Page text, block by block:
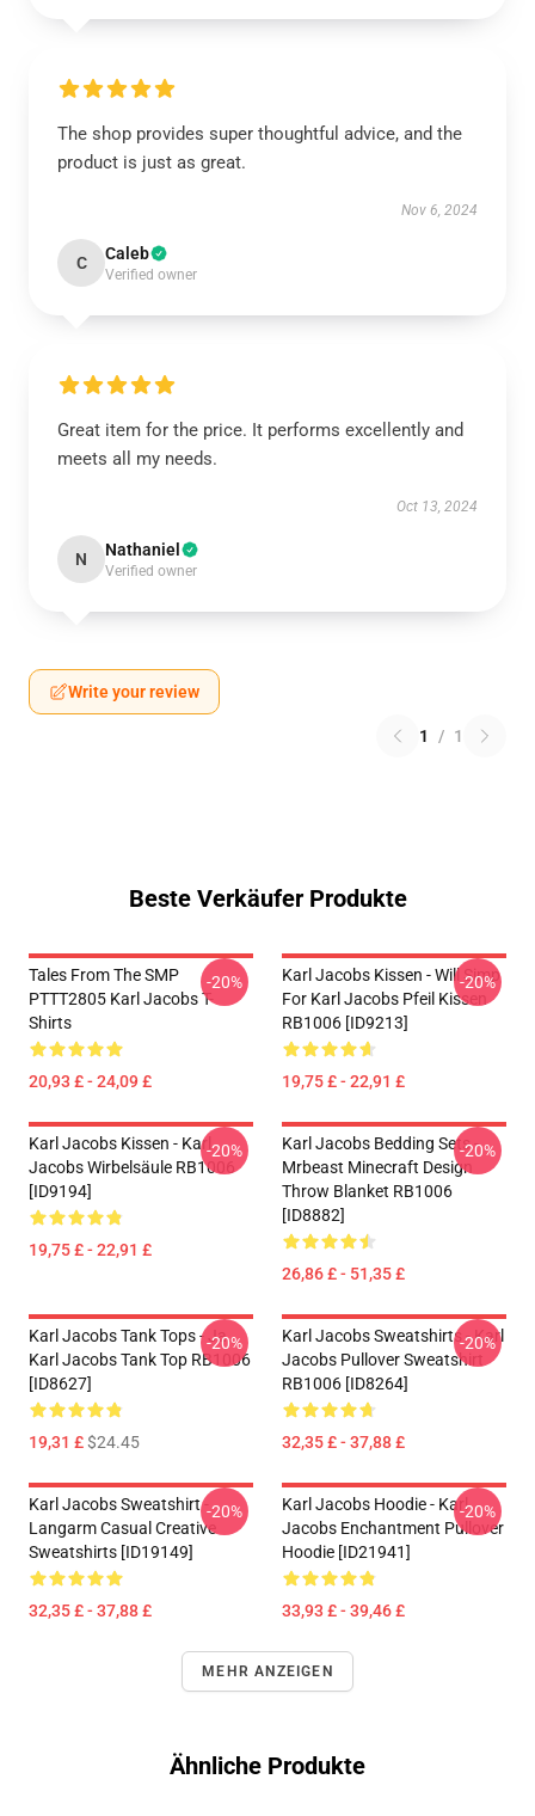
The shop provides super thoughtful advice, and the
product is just as great.
Nov 6, 2024
C Caleb
Verified owner
Great item for the price. It performs excellently and
meets all my needs.
Oct 13, 2024
N Nathaniel
Verified owner
Write your review
1 / 1
Beste Verkäufer Produkte
Tales From The SMP
PTTT2805 Karl Jacobs T-
Shirts
20,93 £ - 24,09 £
-20%
Karl Jacobs Kissen - Will Simp
For Karl Jacobs Pfeil Kissen
RB1006 [ID9213]
19,75 £ - 22,91 £
-20%
Karl Jacobs Kissen - Karl
Jacobs Wirbelsäule RB1006
[ID9194]
19,75 £ - 22,91 £
-20%
Karl Jacobs Bedding Sets -
Mrbeast Minecraft Design
Throw Blanket RB1006
[ID8882]
26,86 £ - 51,35 £
-20%
Karl Jacobs Tank Tops - Ja.
Karl Jacobs Tank Top RB1006
[ID8627]
19,31 £$24.45
-20%
Karl Jacobs Sweatshirts - Karl
Jacobs Pullover Sweatshirt
RB1006 [ID8264]
32,35 £ - 37,88 £
-20%
Karl Jacobs Sweatshirt -
Langarm Casual Creative
Sweatshirts [ID19149]
32,35 £ - 37,88 £
-20%
Karl Jacobs Hoodie - Karl
Jacobs Enchantment Pullover
Hoodie [ID21941]
33,93 £ - 39,46 £
-20%
MEHR ANZEIGEN
Ähnliche Produkte